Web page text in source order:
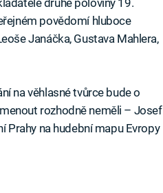
druhé poloviny 19.
povědomí hluboce
Janáčka, Gustava Mahlera,
na věhlasné tvůrce bude o
rozhodně neměli – Josef
Prahy na hudební mapu Evropy